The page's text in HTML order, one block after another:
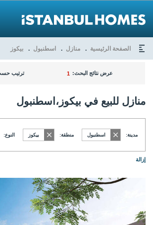
الصفحة الرئيسية منازل اسطنبول بيكوز
عرض نتائج البحث: 1 ترتيب
منازل للبيع في بيكوز،اسطنبول
مدينة: اسطنبول منطقة: بيكوز النوع:
إزالة